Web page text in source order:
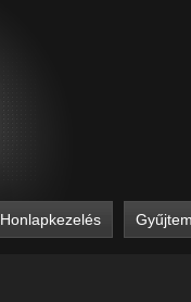
Honlapkezelés